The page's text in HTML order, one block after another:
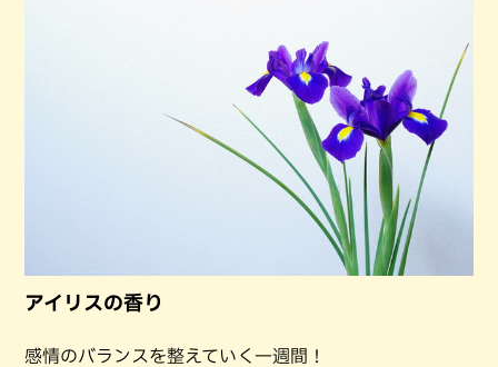
アイリスの香り
感情のバランスを整えていく一週間！